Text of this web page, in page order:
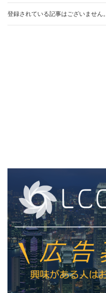
登録されている記事はございません。